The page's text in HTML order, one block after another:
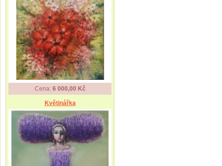
Cena: 6 000,00 Kč
Květinářka